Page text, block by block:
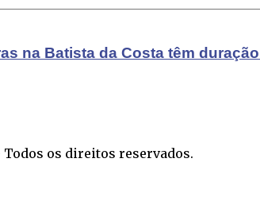
na Batista da Costa têm
Todos os direitos reservados.